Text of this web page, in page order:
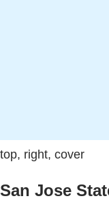
top, right, cover
San Jose